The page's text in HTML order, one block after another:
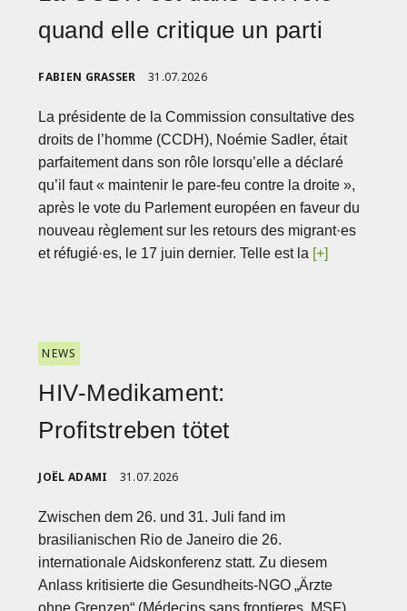
quand elle critique un parti
FABIEN GRASSER 31.07.2026
La présidente de la Commission consultative des
droits de l’homme (CCDH), Noémie Sadler, était
parfaitement dans son rôle lorsqu’elle a déclaré
qu’il faut « maintenir le pare-feu contre la droite »,
après le vote du Parlement européen en faveur du
nouveau règlement sur les retours des migrant·es
et réfugié·es, le 17 juin dernier. Telle est la [+]
NEWS
HIV-Medikament:
Profitstreben tötet
JOËL ADAMI 31.07.2026
Zwischen dem 26. und 31. Juli fand im
brasilianischen Rio de Janeiro die 26.
internationale Aidskonferenz statt. Zu diesem
Anlass kritisierte die Gesundheits-NGO „Ärzte
ohne Grenzen“ (Médecins sans frontieres, MSF)